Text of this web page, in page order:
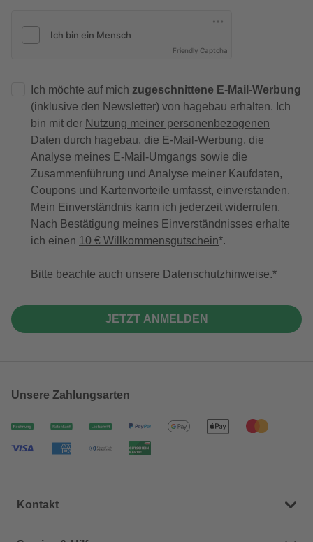
Friendly Captcha
Ich möchte auf mich zugeschnittene E-Mail-Werbung
(inklusive den Newsletter) von hagebau erhalten. Ich
bin mit der Nutzung meiner personenbezogenen
Daten durch hagebau, die E-Mail-Werbung, die
Analyse meines E-Mail-Umgangs sowie die
Zusammenführung und Analyse meiner Kaufdaten,
Coupons und Kartenvorteile umfasst, einverstanden.
Mein Einverständnis kann ich jederzeit widerrufen.
Nach Bestätigung meines Einverständnisses erhalte
ich einen 10 € Willkommensgutschein*.
Bitte beachte auch unsere Datenschutzhinweise.
JETZT ANMELDEN
Unsere Zahlungsarten
Kontakt